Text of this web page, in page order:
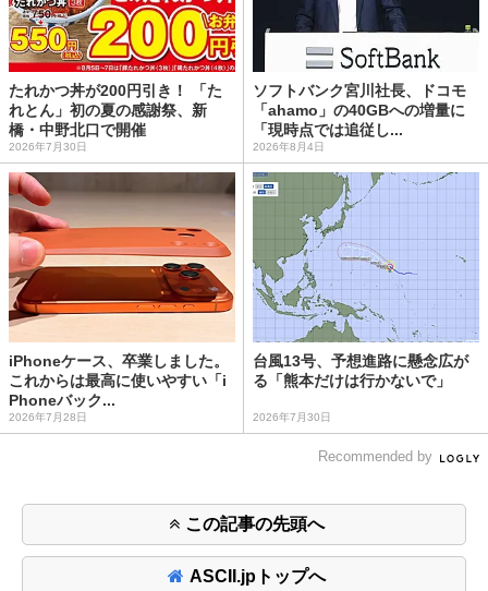
たれかつ丼が200円引き！ 「た
れとん」初の夏の感謝祭、新
橋・中野北口で開催
2026年7月30日
ソフトバンク宮川社長、ドコモ
「ahamo」の40GBへの増量に
「現時点では追従し...
2026年8月4日
iPhoneケース、卒業しました。
これからは最高に使いやすい「i
Phoneバック...
2026年7月28日
台風13号、予想進路に懸念広が
る「熊本だけは行かないで」
2026年7月30日
Recommended by
この記事の先頭へ
ASCII.jpトップへ